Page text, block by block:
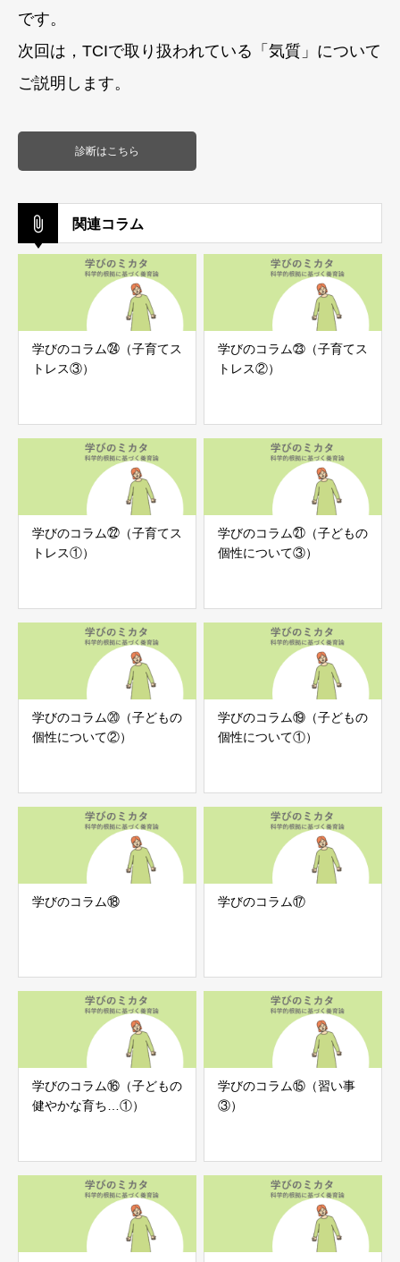
です。
次回は，TCIで取り扱われている「気質」について
ご説明します。
診断はこちら
関連コラム
学びのコラム㉔（子育てス
トレス③）
学びのコラム㉓（子育てス
トレス②）
学びのコラム㉒（子育てス
トレス①）
学びのコラム㉑（子どもの
個性について③）
学びのコラム⑳（子どもの
個性について②）
学びのコラム⑲（子どもの
個性について①）
学びのコラム⑱ 学びのコラム⑰
学びのコラム⑯（子どもの
健やかな育ち…①）
学びのコラム⑮（習い事
③）